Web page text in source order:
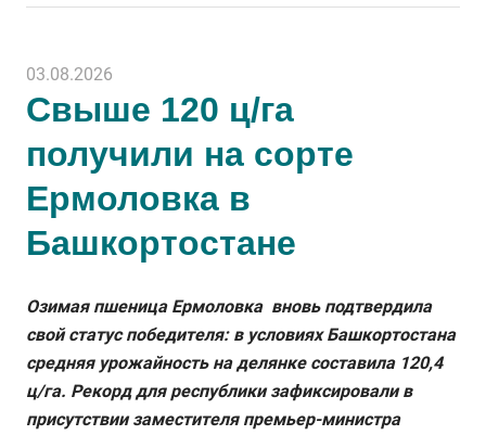
03.08.2026
Свыше 120 ц/га
получили на сорте
Ермоловка в
Башкортостане
Озимая пшеница Ермоловка вновь подтвердила
свой статус победителя: в условиях Башкортостана
средняя урожайность на делянке составила 120,4
ц/га. Рекорд для республики зафиксировали в
присутствии заместителя премьер-министра